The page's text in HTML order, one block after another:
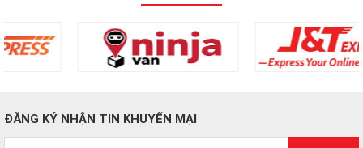
ĐĂNG KÝ NHẬN TIN KHUYẾN MẠI